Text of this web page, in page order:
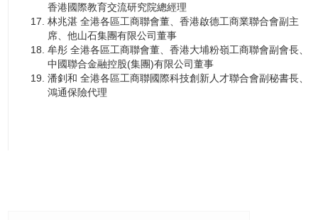
香港國際教育交流研究院總經理
林兆湛 全港各區工商聯會董、香港啟德工商業聯合會副主
席、他山石集團有限公司董事
牟彤 全港各區工商聯會董、香港大埔粉嶺工商聯會副會長、
中國聯合金融控股(集團)有限公司董事
潘釗和 全港各區工商聯國際科技創新人才聯合會副秘書長、
鴻通保險代理